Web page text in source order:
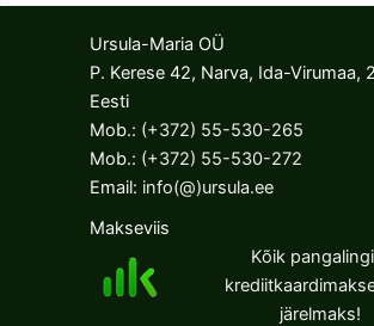
вариаций.
Опции
выбрать
на
странице
товара.
Ursula-Maria OÜ
P. Kerese 42, Narva, Ida-Virumaa,
Eesti
Mob.: (+372) 55-530-265
Mob.: (+372) 55-530-272
Email: info(@)ursula.ee
Makseviis
Kõik
järelmaks!